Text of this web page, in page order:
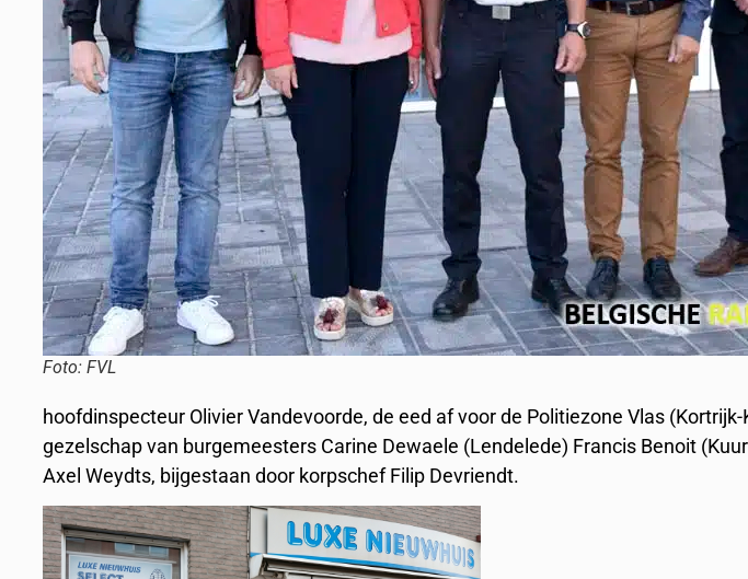
Foto: FVL
hoofdinspecteur Olivier Vandevoorde, de eed af voor de Politiezone Vlas
gezelschap van burgemeesters Carine Dewaele (Lendelede) Francis Benoit
Axel Weydts, bijgestaan door korpschef Filip Devriendt.